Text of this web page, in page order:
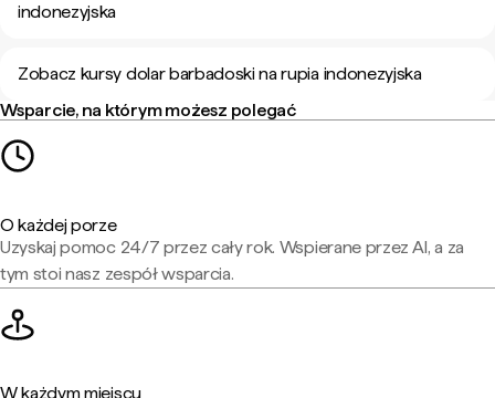
indonezyjska
Zobacz kursy dolar barbadoski na rupia indonezyjska
Wsparcie, na którym możesz polegać
O każdej porze
Uzyskaj pomoc 24/7 przez cały rok. Wspierane przez AI, a za
tym stoi nasz zespół wsparcia.
W każdym miejscu